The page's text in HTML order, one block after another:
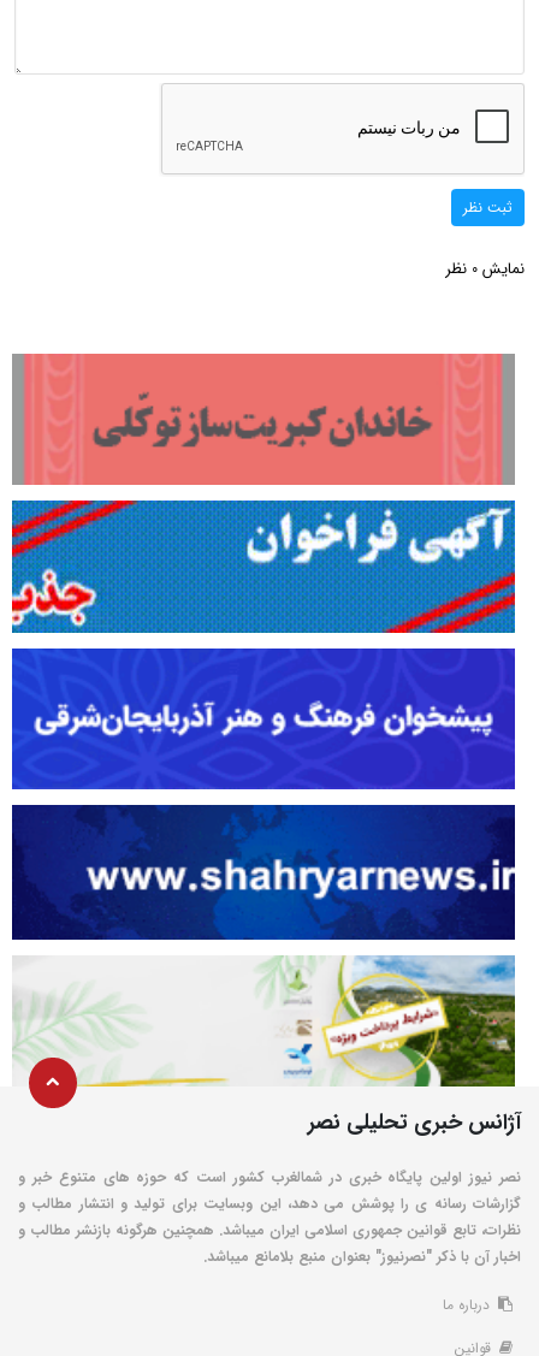
ثبت نظر
نمایش 0 نظر
آژانس خبری تحلیلی نصر
نصر نیوز اولین پایگاه خبری در شمالغرب کشور است که حوزه های متنوع خبر و
گزارشات رسانه ی را پوشش می دهد، این وبسایت برای تولید و انتشار مطالب و
نظرات، تابع قوانین جمهوری اسلامی ایران میباشد. همچنین هرگونه بازنشر مطالب و
اخبار آن با ذکر "نصرنیوز" بعنوان منبع بلامانع میباشد.
درباره ما
قوانین